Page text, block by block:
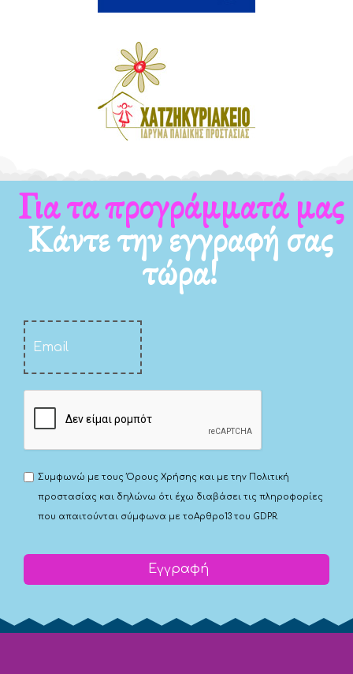
Για τα προγράμματά μας
Κάντε την εγγραφή σας
τώρα!
Συμφωνώ με τουςΌρους Χρήσης και με την Πολιτική
προστασίας και δηλώνω ότι έχω διαβάσει τις πληροφορίες
που απαιτούνται σύμφωνα με τοΑρθρο13 του GDPR.
Εγγραφή